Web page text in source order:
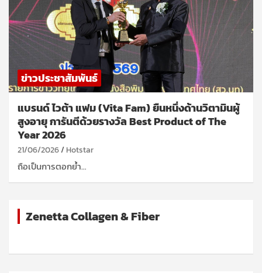
ข่าวประชาสัมพันธ์
แบรนด์ ไวต้า แฟม (Vita Fam) ยืนหนึ่งด้านวิตามินผู้
สูงอายุ การันตีด้วยรางวัล Best Product of The
Year 2026
21/06/2026 Hotstar
ถือเป็นการตอกย้ำ…
Zenetta Collagen & Fiber